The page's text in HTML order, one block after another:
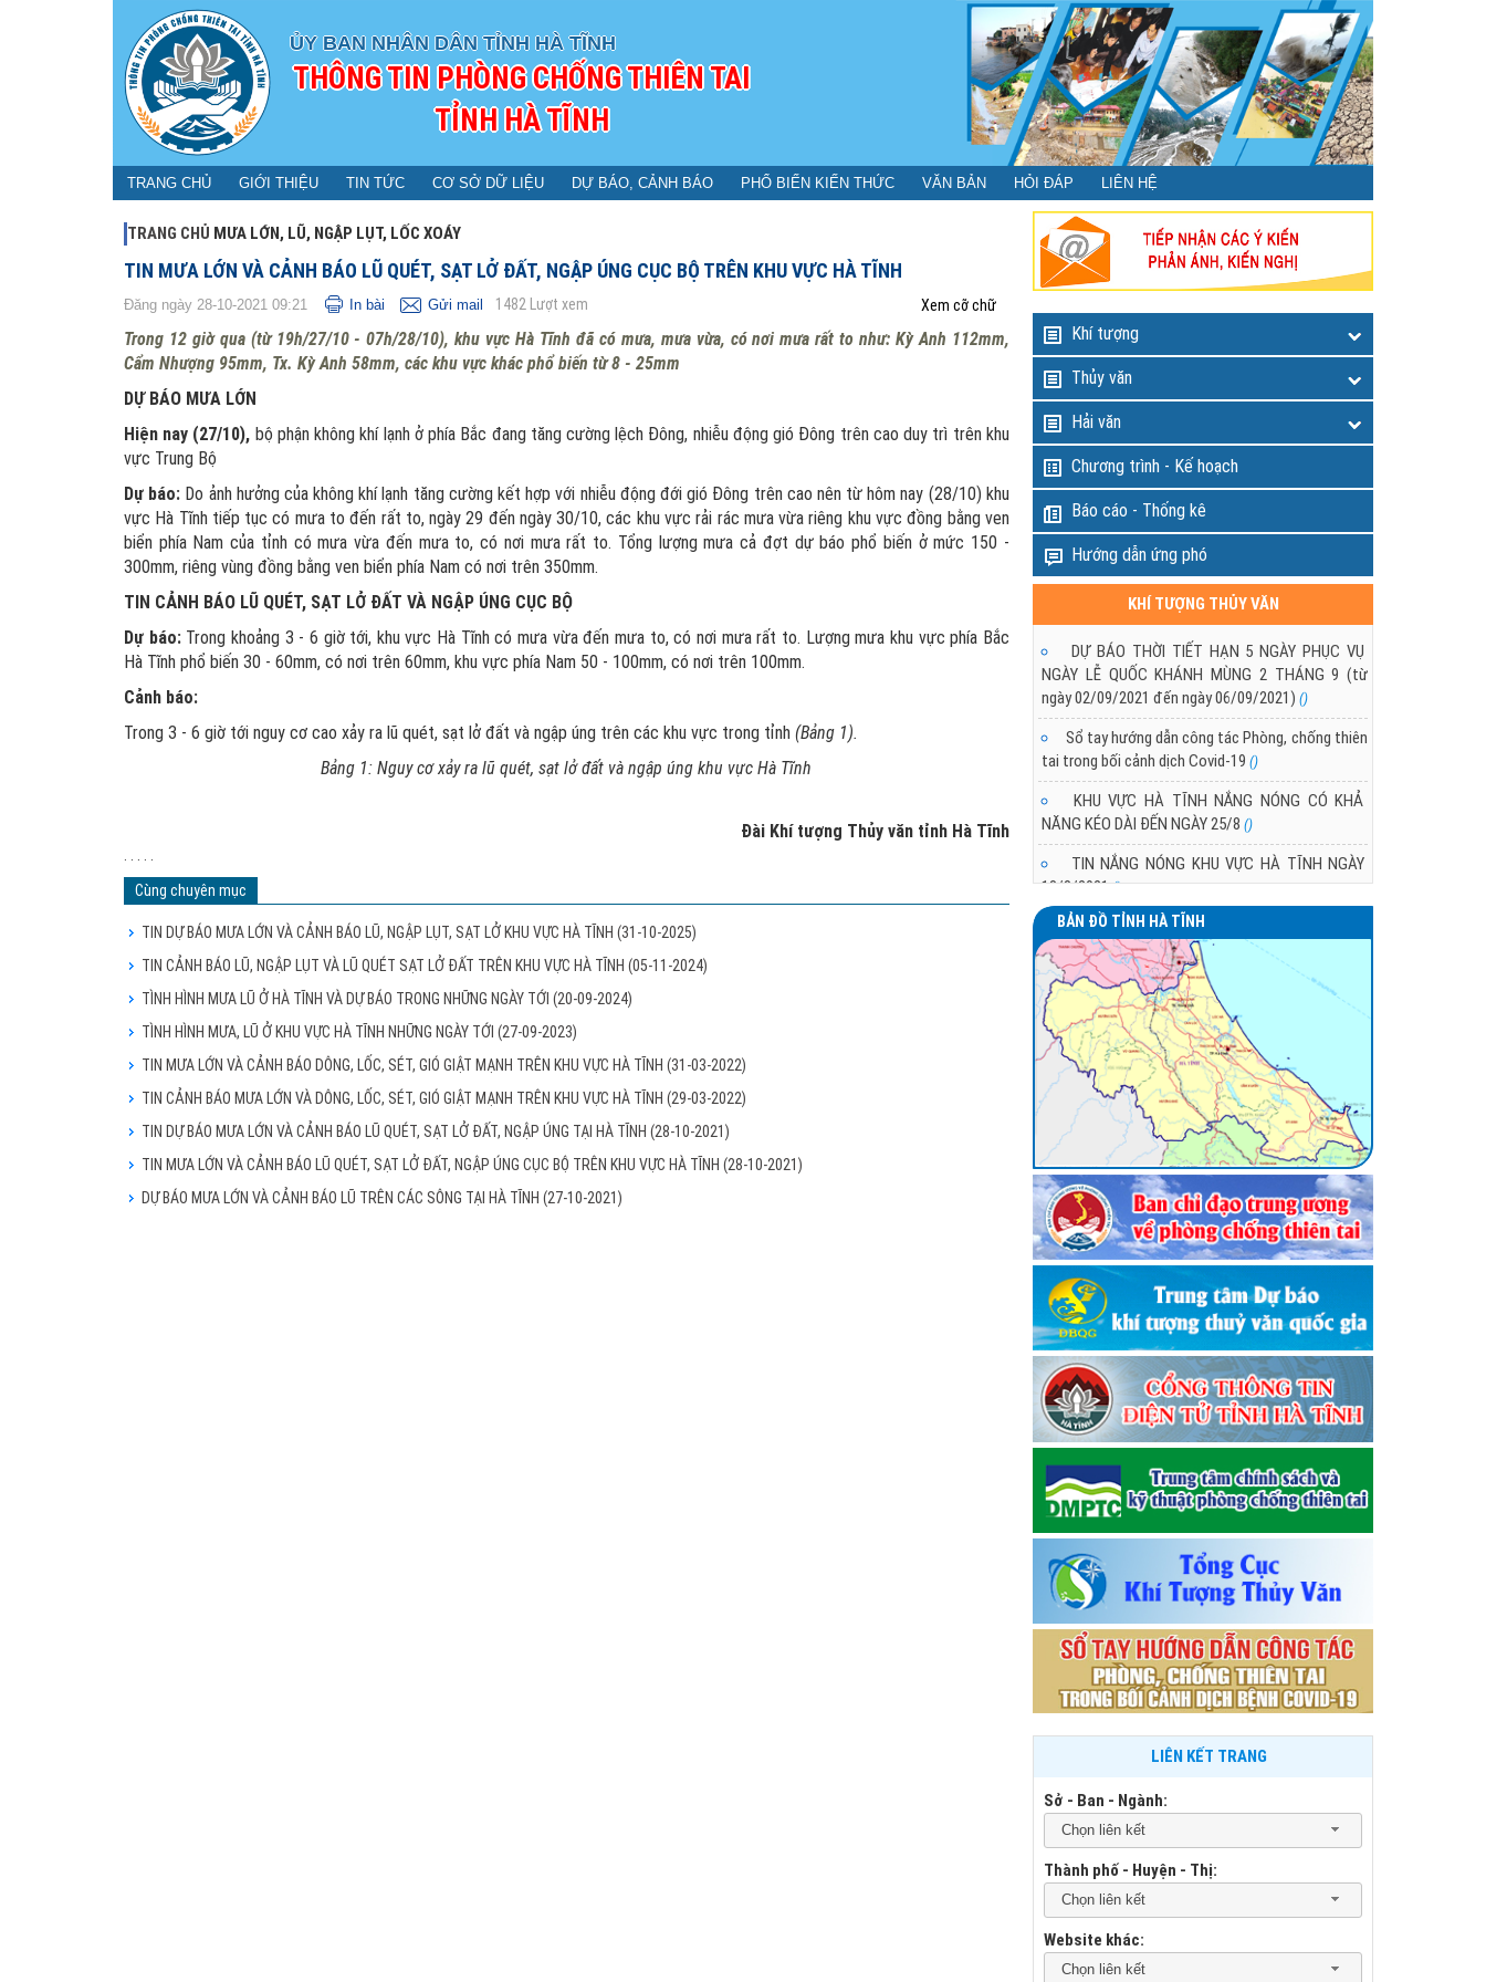
ỦY BAN NHÂN DÂN TỈNH HÀ TĨNH
THÔNG TIN PHÒNG CHỐNG THIÊN TAI
TỈNH HÀ TĨNH
TRANG CHỦ GIỚI THIỆU TIN TỨC CƠ SỞ DỮ LIỆU DỰ BÁO, CẢNH BÁO PHỔ BIẾN KIẾN THỨC VĂN BẢN HỎI ĐÁP LIÊN HỆ
TRANG CHỦ MƯA LỚN, LŨ, NGẬP LỤT, LỐC XOÁY
TIN MƯA LỚN VÀ CẢNH BÁO LŨ QUÉT, SẠT LỞ ĐẤT, NGẬP ÚNG CỤC BỘ TRÊN KHU VỰC HÀ TĨNH
Đăng ngày 28-10-2021 09:21 In bài Gửi mail 1482 Lượt xem Xem cỡ chữ
Trong 12 giờ qua (từ 19h/27/10 - 07h/28/10), khu vực Hà Tĩnh đã có mưa, mưa vừa, có nơi mưa rất to như: Kỳ Anh 112mm,
Cẩm Nhượng 95mm, Tx. Kỳ Anh 58mm, các khu vực khác phổ biến từ 8 - 25mm
DỰ BÁO MƯA LỚN
Hiện nay (27/10), bộ phận không khí lạnh ở phía Bắc đang tăng cường lệch Đông, nhiễu động gió Đông trên cao duy trì trên khu
vực Trung Bộ
Dự báo: Do ảnh hưởng của không khí lạnh tăng cường kết hợp với nhiễu động đới gió Đông trên cao nên từ hôm nay (28/10) khu
vực Hà Tĩnh tiếp tục có mưa to đến rất to, ngày 29 đến ngày 30/10, các khu vực rải rác mưa vừa riêng khu vực đồng bằng ven
biển phía Nam của tỉnh có mưa vừa đến mưa to, có nơi mưa rất to. Tổng lượng mưa cả đợt dự báo phổ biến ở mức 150 -
300mm, riêng vùng đồng bằng ven biển phía Nam có nơi trên 350mm.
TIN CẢNH BÁO LŨ QUÉT, SẠT LỞ ĐẤT VÀ NGẬP ÚNG CỤC BỘ
Dự báo: Trong khoảng 3 - 6 giờ tới, khu vực Hà Tĩnh có mưa vừa đến mưa to, có nơi mưa rất to. Lượng mưa khu vực phía Bắc
Hà Tĩnh phổ biến 30 - 60mm, có nơi trên 60mm, khu vực phía Nam 50 - 100mm, có nơi trên 100mm.
Cảnh báo:
Trong 3 - 6 giờ tới nguy cơ cao xảy ra lũ quét, sạt lở đất và ngập úng trên các khu vực trong tỉnh (Bảng 1).
Bảng 1: Nguy cơxảy ralũ quét, sạt lở đất và ngập úng khu vực Hà Tĩnh
Đài Khí tượng Thủy văn tỉnh Hà Tĩnh
Cùng chuyên mục
TIN DỰ BÁO MƯA LỚN VÀ CẢNH BÁO LŨ, NGẬP LỤT, SẠT LỞ KHU VỰC HÀ TĨNH (31-10-2025)
TIN CẢNH BÁO LŨ, NGẬP LỤT VÀ LŨ QUÉT SẠT LỞ ĐẤT TRÊN KHU VỰC HÀ TĨNH (05-11-2024)
TÌNH HÌNH MƯA LŨ Ở HÀ TĨNH VÀ DỰ BÁO TRONG NHỮNG NGÀY TỚI (20-09-2024)
TÌNH HÌNH MƯA, LŨ Ở KHU VỰC HÀ TĨNH NHỮNG NGÀY TỚI (27-09-2023)
TIN MƯA LỚN VÀ CẢNH BÁO DÔNG, LỐC, SÉT, GIÓ GIẬT MẠNH TRÊN KHU VỰC HÀ TĨNH (31-03-2022)
TIN CẢNH BÁO MƯA LỚN VÀ DÔNG, LỐC, SÉT, GIÓ GIẬT MẠNH TRÊN KHU VỰC HÀ TĨNH (29-03-2022)
TIN DỰ BÁO MƯA LỚN VÀ CẢNH BÁO LŨ QUÉT, SẠT LỞ ĐẤT, NGẬP ÚNG TẠI HÀ TĨNH (28-10-2021)
TIN MƯA LỚN VÀ CẢNH BÁO LŨ QUÉT, SẠT LỞ ĐẤT, NGẬP ÚNG CỤC BỘ TRÊN KHU VỰC HÀ TĨNH (28-10-2021)
DỰ BÁO MƯA LỚN VÀ CẢNH BÁO LŨ TRÊN CÁC SÔNG TẠI HÀ TĨNH (27-10-2021)
Khí tượng
Thủy văn
Hải văn
Chương trình - Kế hoạch
Báo cáo - Thống kê
Hướng dẫn ứng phó
KHÍ TƯỢNG THỦY VĂN
DỰ BÁO THỜI TIẾT HẠN 5 NGÀY PHỤC VỤ
NGÀY LỄ QUỐC KHÁNH MÙNG 2 THÁNG 9 (từ
ngày 02/09/2021 đến ngày 06/09/2021) ()
Sổ tay hướng dẫn công tác Phòng, chống thiên
tai trong bối cảnh dịch Covid-19 ()
KHU VỰC HÀ TĨNH NẮNG NÓNG CÓ KHẢ
NĂNG KÉO DÀI ĐẾN NGÀY 25/8 ()
TIN NẮNG NÓNG KHU VỰC HÀ TĨNH NGÀY
18/8/2021()
TÌNH HÌNH NẮNG NÓNG Ở KHU VỰC HÀ TĨNH
()
BẢN ĐỒ TỈNH HÀ TĨNH
LIÊN KẾT TRANG
Sở - Ban - Ngành:
Chọn liên kết
Thành phố - Huyện - Thị:
Chọn liên kết
Website khác:
Chọn liên kết